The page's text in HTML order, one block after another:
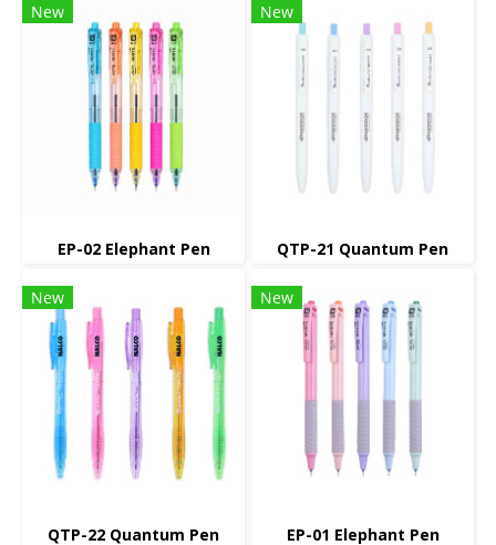
New
EP-02 Elephant Pen
New
QTP-21 Quantum Pen
New
QTP-22 Quantum Pen
New
EP-01 Elephant Pen